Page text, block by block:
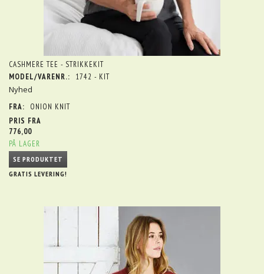
CASHMERE TEE - STRIKKEKIT
MODEL/VARENR.:
1742 - KIT
Nyhed
FRA:
ONION KNIT
PRIS FRA
776,00
PÅ LAGER
SE PRODUKTET
GRATIS LEVERING!